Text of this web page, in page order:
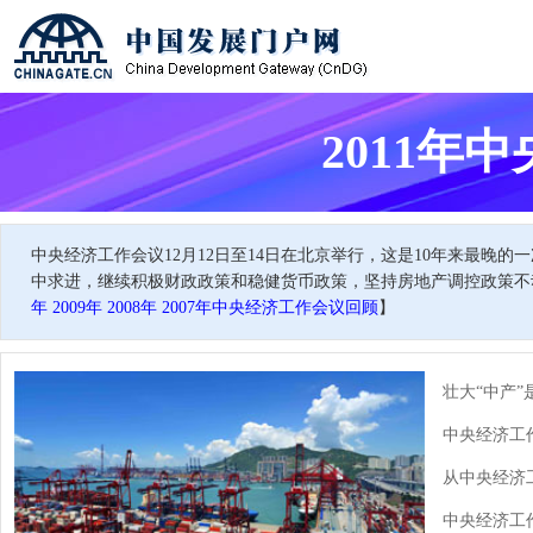
2011年中
中央经济工作会议12月12日至14日在北京举行，这是10年来最晚的
中求进，继续积极财政政策和稳健货币政策，坚持房地产调控政策
年 2009年 2008年 2007年中央经济工作会议回顾 】
壮大“中产”
中央经济工
从中央经济
中央经济工